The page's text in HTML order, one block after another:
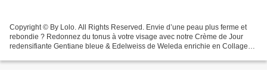
Copyright © By Lolo. All Rights Reserved. Envie d’une peau plus ferme et
rebondie ? Redonnez du tonus à votre visage avec notre Crème de Jour
redensifiante Gentiane bleue & Edelweiss de Weleda enrichie en Collagen+